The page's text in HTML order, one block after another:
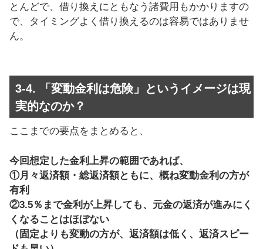
とんどで、借り換えにともなう諸費用もかかりますの
で、タイミングよく借り換えるのは容易ではありませ
ん。
3-4. 「変動金利は危険」というイメージは現
実的なのか？
ここまでの要点をまとめると、
今回想定した金利上昇の範囲であれば、
①月々返済額・総返済額ともに、概ね変動金利の方が
有利
②3.5％まで金利が上昇しても、元金の返済が進みにく
くなることはほぼない
（固定よりも変動の方が、返済額は低く、返済スピー